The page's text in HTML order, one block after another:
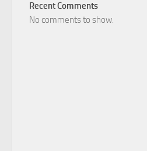
Recent Comments
No comments to show.